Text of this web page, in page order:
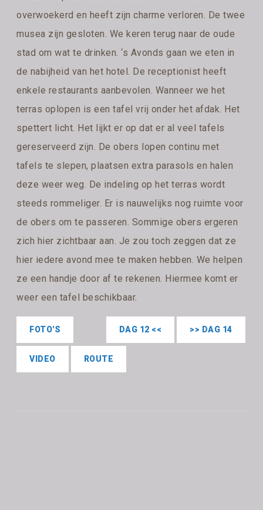
overwoekerd en heeft zijn charme verloren. De twee
musea zijn gesloten. We keren terug naar de oude
stad om wat te drinken. ‘s Avonds gaan we eten in
de nabijheid van het hotel. De receptionist heeft
enkele restaurants aanbevolen. Wanneer we het
terras oplopen is een tafel vrij onder het afdak. Het
spettert licht. Het lijkt er op dat er al veel tafels
gereserveerd zijn. De obers lopen continu met
tafels te slepen, plaatsen extra parasols en halen
deze weer weg. De indeling op het terras wordt
steeds rommeliger. Er is nauwelijks nog ruimte voor
de obers om te passeren. Sommige obers ergeren
zich hier zichtbaar aan. Je zou toch zeggen dat ze
hier iedere avond mee te maken hebben. We helpen
ze een handje door af te rekenen. Hiermee komt er
weer een tafel beschikbaar.
>> DAG 14
DAG 12 <<
FOTO'S
VIDEO ROUTE